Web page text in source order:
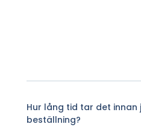
Hur lång tid tar det innan
beställning?